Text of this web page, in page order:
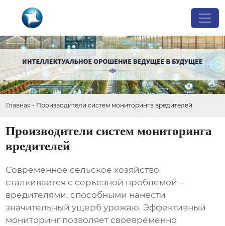
Главная - Производители систем мониторинга вредителей
Производители систем мониторинга
вредителей
Современное сельское хозяйство
сталкивается с серьезной проблемой –
вредителями, способными нанести
значительный ущерб урожаю. Эффективный
мониторинг позволяет своевременно